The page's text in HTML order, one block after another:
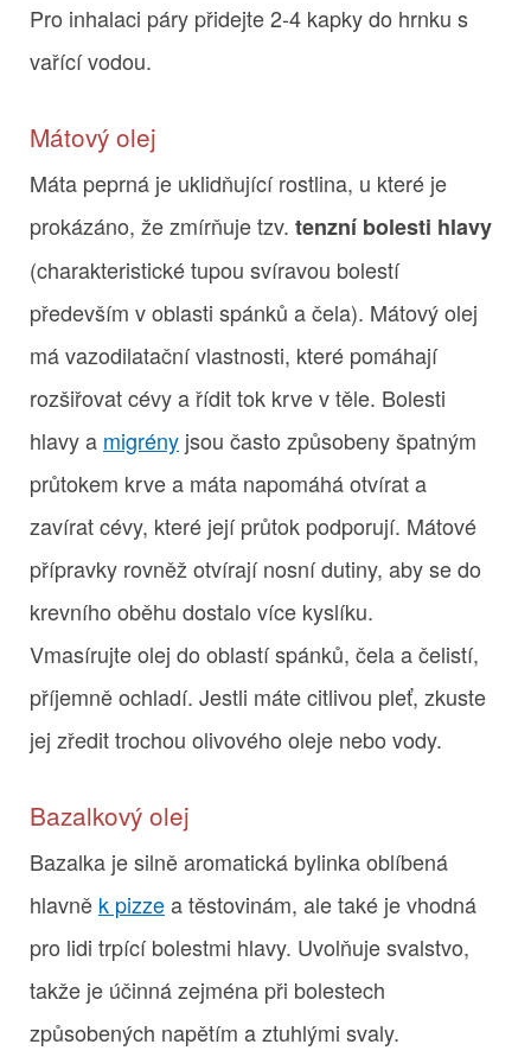
Pro inhalaci páry přidejte 2-4 kapky do hrnku s
vařící vodou.
Mátový olej
Máta peprná je uklidňující rostlina, u které je
prokázáno, že zmírňuje tzv. tenzní bolesti hlavy
(charakteristické tupou svíravou bolestí
především v oblasti spánků a čela). Mátový olej
má vazodilatační vlastnosti, které pomáhají
rozšiřovat cévy a řídit tok krve v těle. Bolesti
hlavy a migrény jsou často způsobeny špatným
průtokem krve a máta napomáhá otvírat a
zavírat cévy, které její průtok podporují. Mátové
přípravky rovněž otvírají nosní dutiny, aby se do
krevního oběhu dostalo více kyslíku.
Vmasírujte olej do oblastí spánků, čela a čelistí,
příjemně ochladí. Jestli máte citlivou pleť, zkuste
jej zředit trochou olivového oleje nebo vody.
Bazalkový olej
Bazalka je silně aromatická bylinka oblíbená
hlavně k pizzea těstovinám, ale také je vhodná
pro lidi trpící bolestmi hlavy. Uvolňuje svalstvo,
takže je účinná zejména při bolestech
způsobených napětím a ztuhlými svaly.